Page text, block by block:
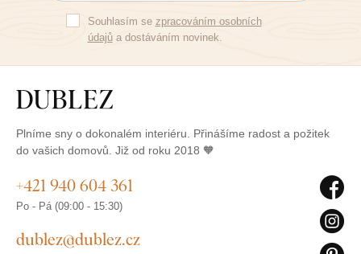
Souhlasím se zpracováním osobních
údajůa dostáváním novinek.
Plníme sny o dokonalém interiéru. Přinášíme radost a požitek
do vašich domovů. Již od roku 2018 🧡
+421 940 604 361
Po - Pá (09:00 - 15:30)
dublez@dublez.cz